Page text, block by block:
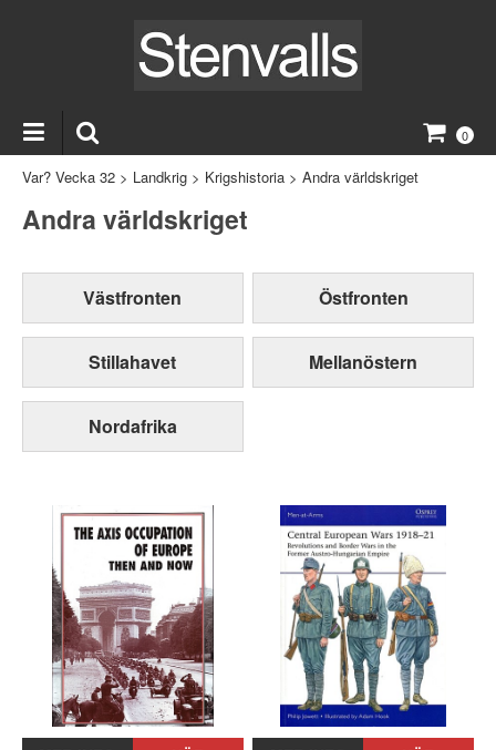
0
Var? Vecka 32 > Landkrig > Krigshistoria > Andra världskriget
Andra världskriget
Västfronten Östfronten
Stillahavet Mellanöstern
Nordafrika